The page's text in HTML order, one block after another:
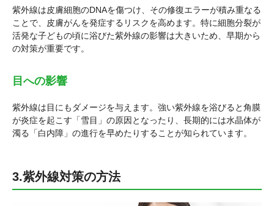
紫外線は皮膚細胞のDNAを傷つけ、その修復エラーが積み重なる
ことで、皮膚がんを発症するリスクを高めます。特に細胞分裂が
活発な子どもの頃に浴びた紫外線の影響は大きいため、早期から
の対策が重要です。
目への影響
紫外線は目にもダメージを与えます。強い紫外線を浴びると角膜
が炎症を起こす「雪目」の原因となったり、長期的には水晶体が
濁る「白内障」の進行を早めたりすることが知られています。
3.紫外線対策の方法